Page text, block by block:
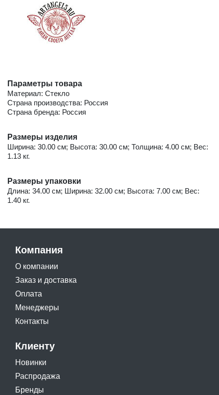
Параметры товара
Материал: Стекло
Страна производства: Россия
Страна бренда: Россия
Размеры изделия
Ширина: 30.00 см; Высота: 30.00 см; Толщина: 4.00 см; Вес:
1.13 кг.
Размеры упаковки
Длина: 34.00 см; Ширина: 32.00 см; Высота: 7.00 см; Вес:
1.40 кг.
Компания
О компании
Заказ и доставка
Оплата
Менеджеры
Контакты
Клиенту
Новинки
Распродажа
Бренды